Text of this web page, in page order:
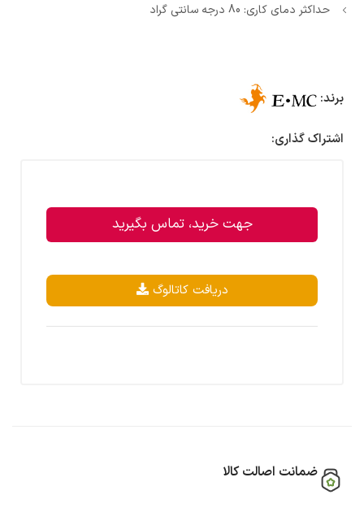
حداکثر دمای کاری: 80 درجه سانتی گراد
برند:
اشتراک گذاری:
جهت خرید، تماس بگیرید
دریافت کاتالوگ
ضمانت اصالت کالا